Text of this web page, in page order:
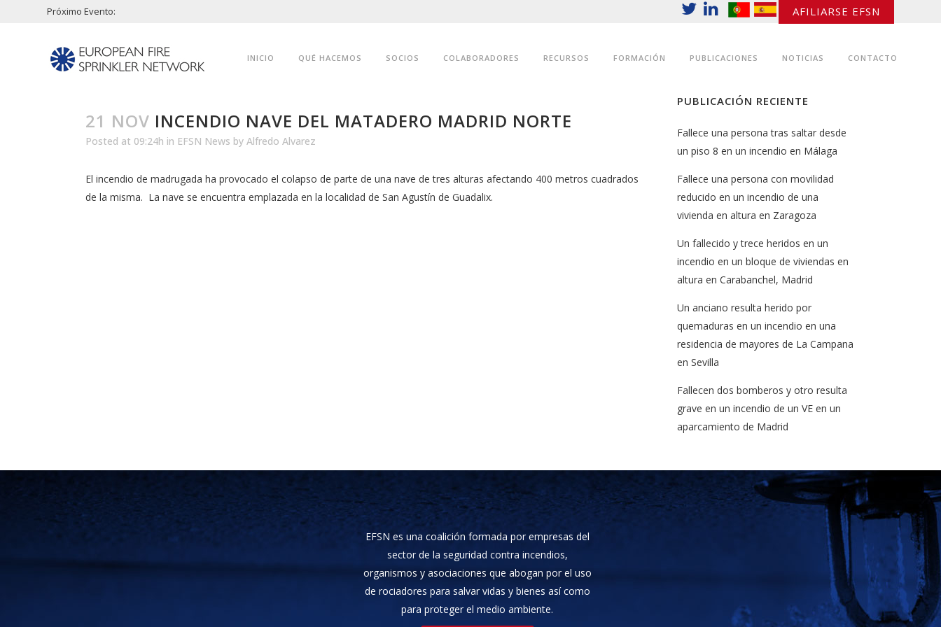
Próximo Evento: AFILIARSE EFSN
INICIO QUÉ HACEMOS SOCIOS COLABORADORES RECURSOS FORMACIÓN PUBLICACIONES NOTICIAS CONTACTO
21 NOV INCENDIO NAVE DEL MATADERO MADRID NORTE
Posted at 09:24h in EFSN News by Alfredo Alvarez
El incendio de madrugada ha provocado el colapso de parte de una nave de tres alturas afectando 400 metros cuadrados
de la misma. La nave se encuentra emplazada en la localidad de San Agustín de Guadalix.
PUBLICACIÓN RECIENTE
Fallece una persona tras saltar desde
un piso 8 en un incendio en Málaga
Fallece una persona con movilidad
reducido en un incendio de una
vivienda en altura en Zaragoza
Un fallecido y trece heridos en un
incendio en un bloque de viviendas en
altura en Carabanchel, Madrid
Un anciano resulta herido por
quemaduras en un incendio en una
residencia de mayores de La Campana
en Sevilla
Fallecen dos bomberos y otro resulta
grave en un incendio de un VE en un
aparcamiento de Madrid
EFSN es una coalición formada por empresas del
sector de la seguridad contra incendios,
organismos y asociaciones que abogan por el uso
de rociadores para salvar vidas y bienes así como
para proteger el medio ambiente.